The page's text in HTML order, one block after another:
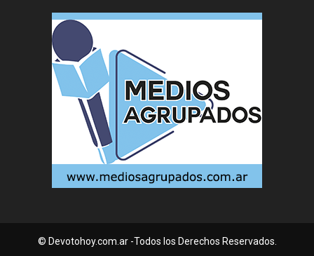
© Devotohoy.com.ar -Todos los Derechos Reservados.